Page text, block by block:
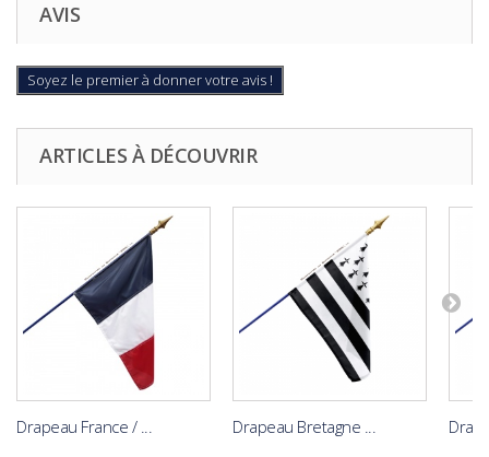
AVIS
Soyez le premier à donner votre avis !
ARTICLES À DÉCOUVRIR
Drapeau France / ... Drapeau Bretagne ...